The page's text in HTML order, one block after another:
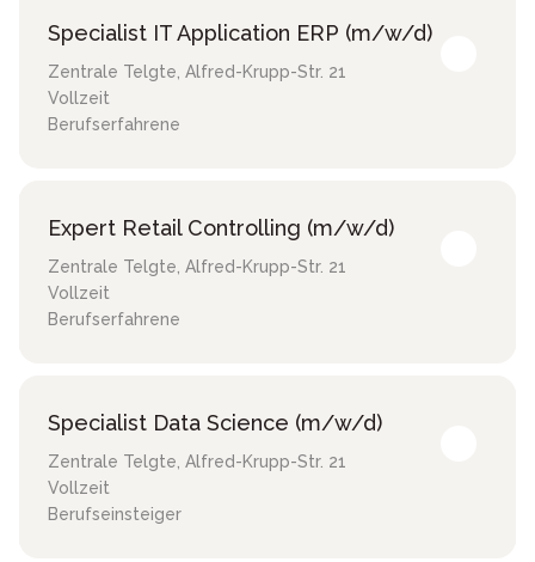
Specialist IT Application ERP (m/w/d)
Zentrale Telgte, Alfred-Krupp-Str. 21
Vollzeit
Berufserfahrene
Expert Retail Controlling (m/w/d)
Zentrale Telgte, Alfred-Krupp-Str. 21
Vollzeit
Berufserfahrene
Specialist Data Science (m/w/d)
Zentrale Telgte, Alfred-Krupp-Str. 21
Vollzeit
Berufseinsteiger